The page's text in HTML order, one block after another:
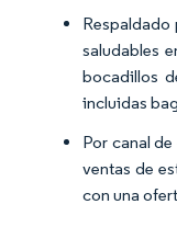
saludables
bocadillos
incluidas
Por canal
ventas de
con una